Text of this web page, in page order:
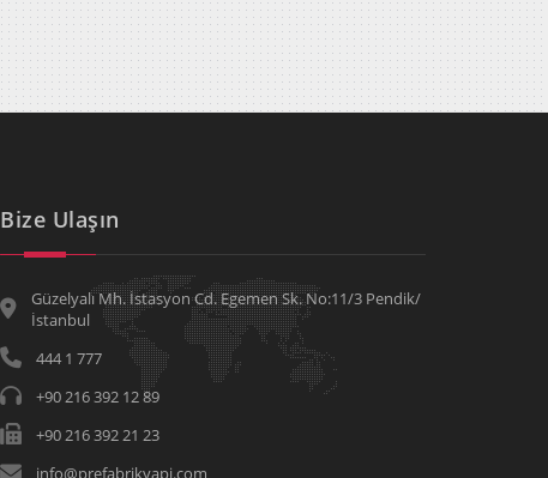
Bize Ulaşın
Güzelyalı Mh. İstasyon Cd. Egemen Sk. No:11/3 Pendik/
İstanbul
444 1 777
+90 216 392 12 89
+90 216 392 21 23
info@prefabrikyapi.com